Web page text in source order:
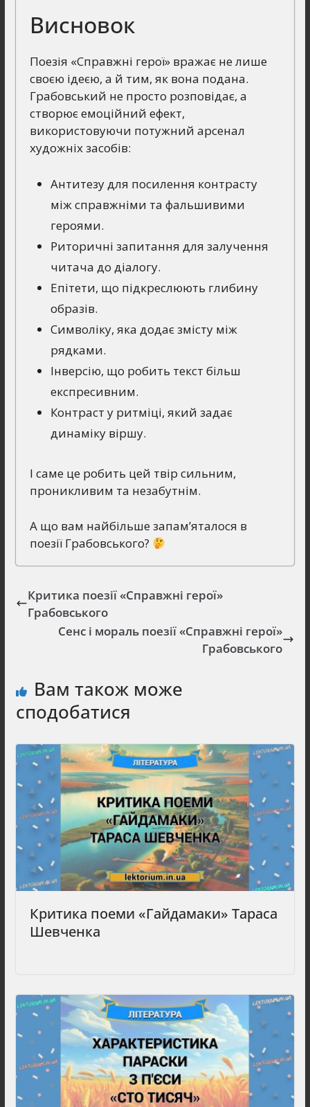
Висновок
Поезія «Справжні герої» вражає не лише
своєю ідеєю, а й тим, як вона подана.
Грабовський не просто розповідає, а
створює емоційний ефект,
використовуючи потужний арсенал
художніх засобів:
Антитезу для посилення контрасту
між справжніми та фальшивими
героями.
Риторичні запитання для залучення
читача до діалогу.
Епітети, що підкреслюють глибину
образів.
Символіку, яка додає змісту між
рядками.
Інверсію, що робить текст більш
експресивним.
Контраст у ритміці, який задає
динаміку віршу.
І саме це робить цей твір сильним,
проникливим та незабутнім.
А що вам найбільше запам’яталося в
поезії Грабовського?
Критика поезії «Справжні герої»
Грабовського
Сенс і мораль поезії «Справжні герої»
Грабовського
Вам також може
сподобатися
Критика поеми «Гайдамаки» Тараса
Шевченка